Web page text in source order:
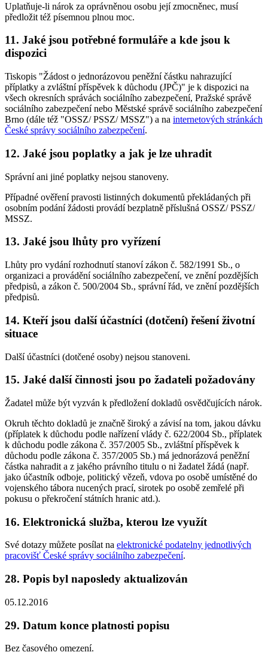
Uplatňuje-li nárok za oprávněnou osobu její zmocněnec, musí
předložit též písemnou plnou moc.
11. Jaké jsou potřebné formuláře a kde jsou k
dispozici
Tiskopis "Žádost o jednorázovou peněžní částku nahrazující
příplatky a zvláštní příspěvek k důchodu (JPČ)" je k dispozici na
všech okresních správách sociálního zabezpečení, Pražské správě
sociálního zabezpečení nebo Městské správě sociálního zabezpečení
Brno (dále též "OSSZ/ PSSZ/ MSSZ") a na internetových stránkách
České správy sociálního zabezpečení.
12. Jaké jsou poplatky a jak je lze uhradit
Správní ani jiné poplatky nejsou stanoveny.
Případné ověření pravosti listinných dokumentů překládaných při
osobním podání žádosti provádí bezplatně příslušná OSSZ/ PSSZ/
MSSZ.
13. Jaké jsou lhůty pro vyřízení
Lhůty pro vydání rozhodnutí stanoví zákon č. 582/1991 Sb., o
organizaci a provádění sociálního zabezpečení, ve znění pozdějších
předpisů, a zákon č. 500/2004 Sb., správní řád, ve znění pozdějších
předpisů.
14. Kteří jsou další účastníci (dotčení) řešení životní
situace
Další účastníci (dotčené osoby) nejsou stanoveni.
15. Jaké další činnosti jsou po žadateli požadovány
Žadatel může být vyzván k předložení dokladů osvědčujících nárok.
Okruh těchto dokladů je značně široký a závisí na tom, jakou dávku
(příplatek k důchodu podle nařízení vlády č. 622/2004 Sb., příplatek
k důchodu podle zákona č. 357/2005 Sb., zvláštní příspěvek k
důchodu podle zákona č. 357/2005 Sb.) má jednorázová peněžní
částka nahradit a z jakého právního titulu o ni žadatel žádá (např.
jako účastník odboje, politický vězeň, vdova po osobě umístěné do
vojenského tábora nucených prací, sirotek po osobě zemřelé při
pokusu o překročení státních hranic atd.).
16. Elektronická služba, kterou lze využít
Své dotazy můžete posílat na elektronické podatelny jednotlivých
pracovišť České správy sociálního zabezpečení.
28. Popis byl naposledy aktualizován
05.12.2016
29. Datum konce platnosti popisu
Bez časového omezení.